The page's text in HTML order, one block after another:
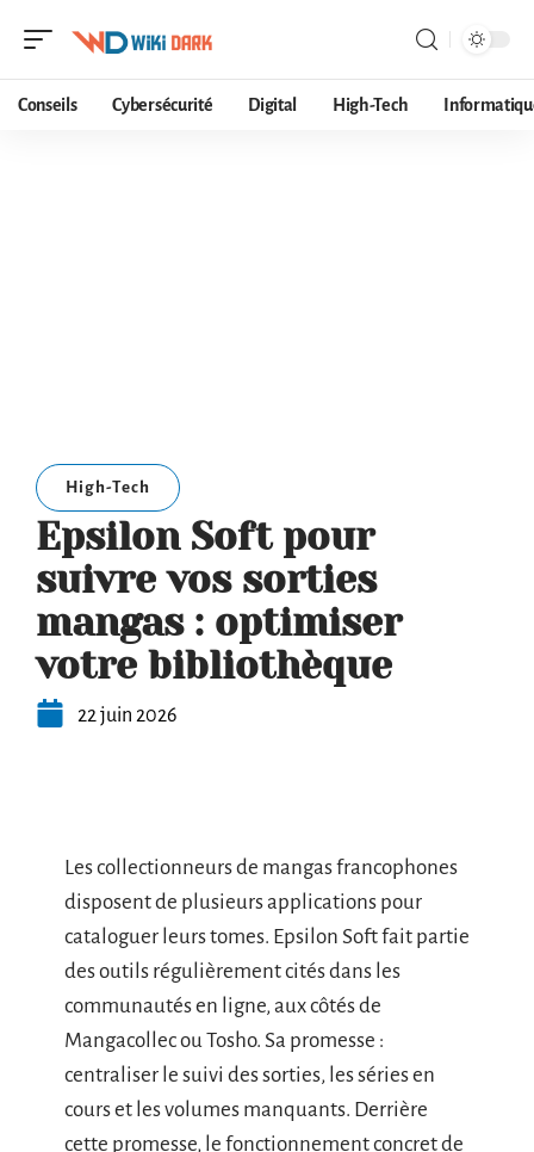
Conseils Cybersécurité Digital High-Tech
High-Tech
Epsilon Soft pour
suivre vos sorties
mangas : optimiser
votre bibliothèque
22 juin 2026
Les collectionneurs de mangas francophones
disposent de plusieurs applications pour
cataloguer leurs tomes. Epsilon Soft fait partie
des outils régulièrement cités dans les
communautés en ligne, aux côtés de
Mangacollec ou Tosho. Sa promesse :
centraliser le suivi des sorties, les séries en
cours et les volumes manquants. Derrière
cette promesse, le fonctionnement concret de